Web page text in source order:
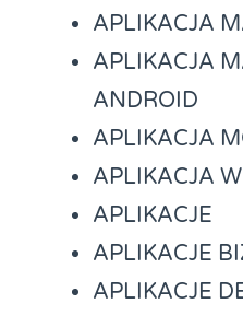
APLIKACJA
APLIKACJA
ANDROID
APLIKACJA
APLIKACJA
APLIKACJE
APLIKACJE
APLIKACJE